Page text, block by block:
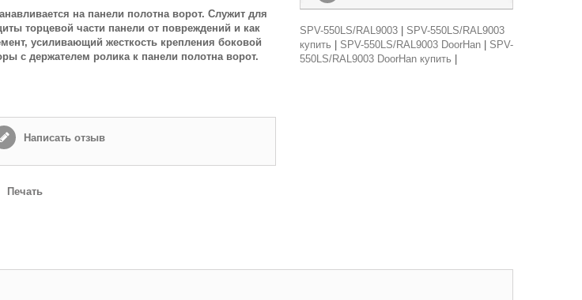
на панели полотна ворот. Служит для
торцевой части панели от повреждений и как
усиливающий жесткость крепления боковой
с держателем ролика к панели полотна ворот.
Написать отзыв
Печать
SPV-550LS/RAL9003| SPV-550LS/RAL9003
купить
SPV-550LS/RAL9003 DoorHan| SPV-
550LS/RAL9003 DoorHan купить
Наличными или банковской картой (в офисе компании при получении)